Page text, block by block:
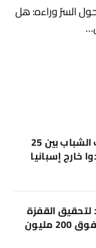
السرّ وراءه: هل
تحول ديموغرافي لافت: نحو نصف الشباب بين 25
لتحقيق القفزة
الاقتصادية لبرشلونة بعد خسائر تفوق 200 مليون